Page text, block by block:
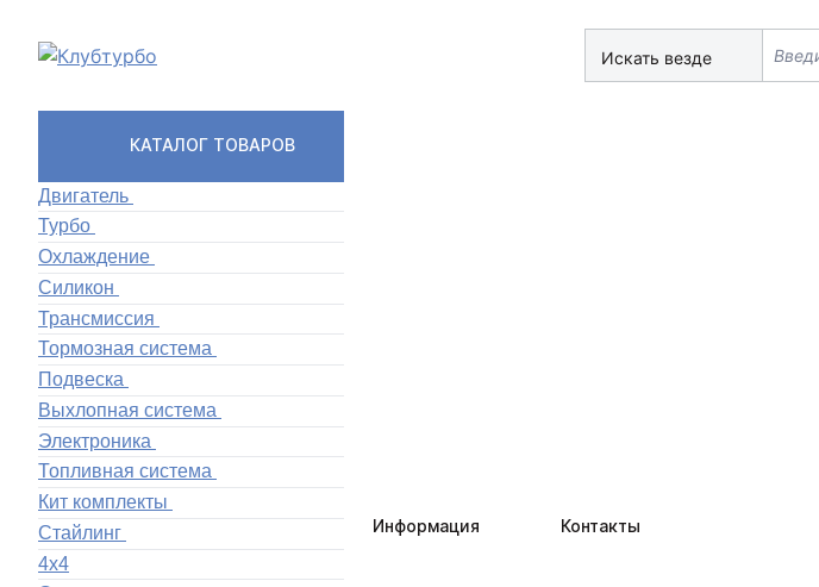
Искать везде
КАТАЛОГ ТОВАРОВ
Двигатель
Турбо
Охлаждение
Силикон
Трансмиссия
Тормозная система
Подвеска
Выхлопная система
Электроника
Топливная система
Кит комплекты
Стайлинг
4x4
Информация Контакты